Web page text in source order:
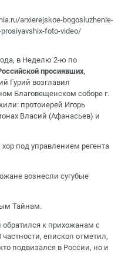
arxierejskoe-bogosluzhenie-
foto-video/
в Неделю 2-ю по
просиявших,
Гурий возглавил
Благовещенском соборе г.
протоиерей Игорь
Власий (Афанасьев) и
под управлением регента
вознесли сугубые
Тайнам.
к прихожанам с
епископ отметил,
подвизался в России, но и